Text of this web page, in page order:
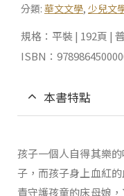
分類: 華文文學, 少兒文
規格：平裝 | 192頁 |
ISBN：
本書特點
孩子一個人自得其樂
子，而孩子身上血紅
責守護孩童的床母娘